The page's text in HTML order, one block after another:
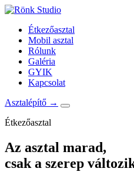
Étkezőasztal
Mobil asztal
Rólunk
Galéria
GYIK
Kapcsolat
Asztalépítő →
Étkezőasztal
Az asztal marad,
csak a szerep